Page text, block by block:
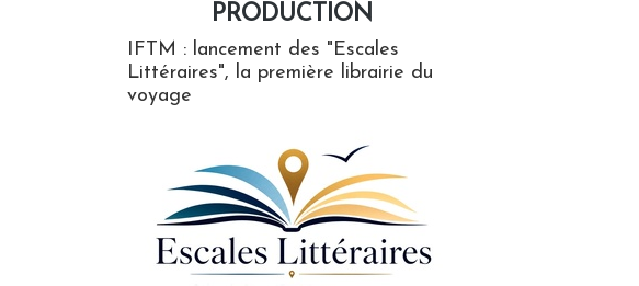
PRODUCTION
IFTM : lancement des "Escales
Littéraires", la première librairie du
voyage